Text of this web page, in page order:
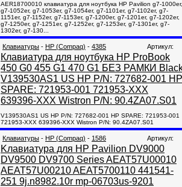
AER18700010 клавиатура для ноутбука HP Pavilion g7-1000er,
g7-1052er, g7-1053er, g7-1054er, g7-1101er, g7-1102er, g7-
1151er, g7-1152er, g7-1153er, g7-1200er, g7-1201er, g7-1202er,
g7-1250er, g7-1251er, g7-1252er, g7-1253er, g7-1301er, g7-
1302er, g7-130...
Клавиатуры - HP (Compaq) - 4385 Артикул:
Клавиатура для ноутбука HP ProBook
450 G0 455 G1 470 G1 БЕЗ РАМКИ
V139530AS1 US HP P/N: 727682-001 HP
SPARE: 721953-001 721953-XXX
639396-XXX Wistron P/N: 90.4ZA07.S01
V139530AS1 US HP P/N: 727682-001 HP SPARE: 721953-001
721953-XXX 639396-XXX Wistron P/N: 90.4ZA07.S01
Клавиатуры - HP (Compaq) - 1586 Артикул:
Kлавиатура для HP Pavilion DV9000
DV9500 DV9700 Series AEAT57U00010
AEAT57U00210 AEAT5700110 441541-
251 9j.n8982.10r mp-06703us-9201